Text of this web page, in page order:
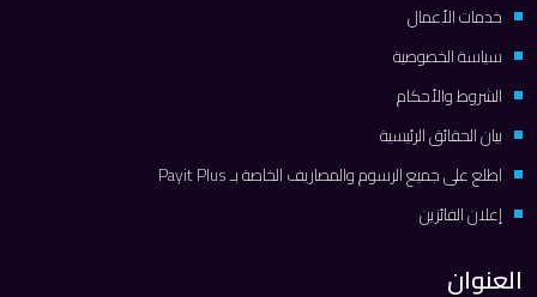
خدمات الأعمال
سياسة الخصوصية
الشروط والأحكام
بيان الحقائق الرئيسية
اطلع على جميع الرسوم والمصاريف الخاصة بـ Payit Plus
إعلان الفائزين
العنوان